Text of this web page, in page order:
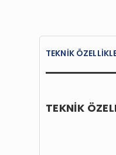
TEKNİK
TEKNİK